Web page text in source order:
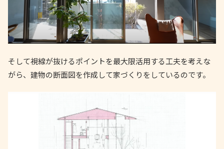
そして視線が抜けるポイントを最大限活用する工夫を考えな
がら、建物の断面図を作成して家づくりをしているのです。